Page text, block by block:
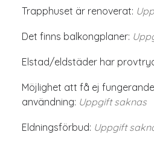
Trapphuset är renoverat:
Det finns balkongplaner:
Elstad/eldstäder har
Möjlighet att få ej
användning: Uppgift saknas
Eldningsförbud: Uppgift